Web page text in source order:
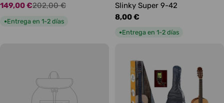
Precio
de
149,00 €
Precio
habitual
202,00 €
●Entrega en 1-2 días
Slinky Super 9-42
Precio
habitual
8,00 €
●Entrega en 1-2 días